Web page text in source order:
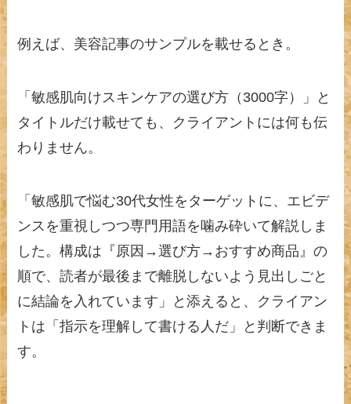
例えば、美容記事のサンプルを載せるとき。
「敏感肌向けスキンケアの選び方（3000字）」と
タイトルだけ載せても、クライアントには何も伝
わりません。
「敏感肌で悩む30代女性をターゲットに、エビデ
ンスを重視しつつ専門用語を噛み砕いて解説しま
した。構成は『原因→選び方→おすすめ商品』の
順で、読者が最後まで離脱しないよう見出しごと
に結論を入れています」と添えると、クライアン
トは「指示を理解して書ける人だ」と判断できま
す。